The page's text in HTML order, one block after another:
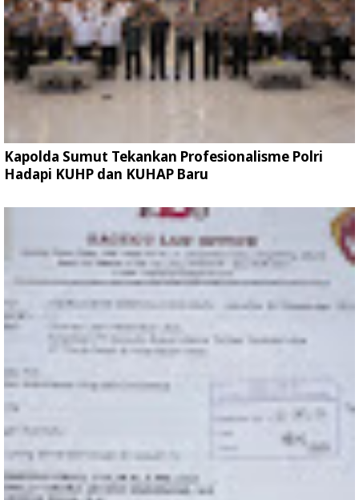
Kapolda Sumut Tekankan Profesionalisme Polri
Hadapi KUHP dan KUHAP Baru